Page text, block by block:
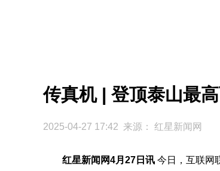
传真机 | 登顶泰山最
2025-04-27 17:42 来源： 红星新闻网
红星新闻网4月27日讯 今日，互联网